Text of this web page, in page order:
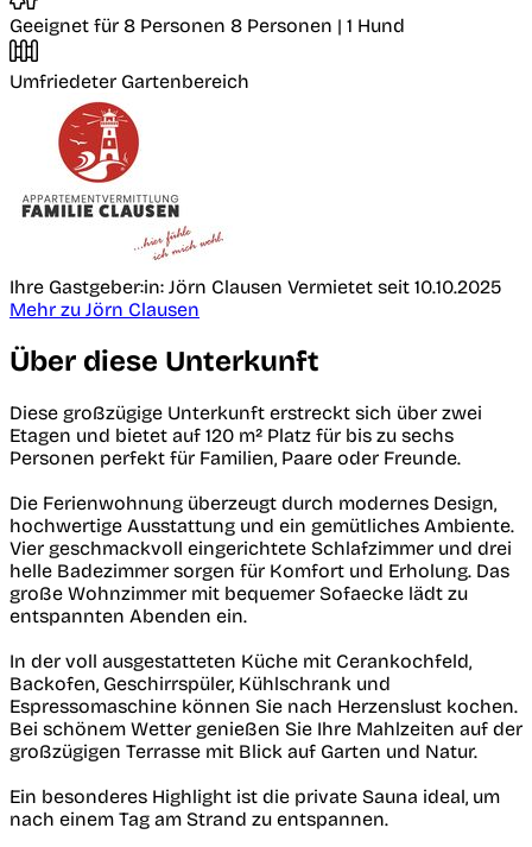
Geeignet für 8 Personen 8 Personen | 1 Hund
Umfriedeter Gartenbereich
Ihre Gastgeber:in: Jörn Clausen Vermietet seit 10.10.2025
Mehr zu Jörn Clausen
Über diese Unterkunft
Diese großzügige Unterkunft erstreckt sich über zwei
Etagen und bietet auf 120 m² Platz für bis zu sechs
Personen perfekt für Familien, Paare oder Freunde.
Die Ferienwohnung überzeugt durch modernes Design,
hochwertige Ausstattung und ein gemütliches Ambiente.
Vier geschmackvoll eingerichtete Schlafzimmer und drei
helle Badezimmer sorgen für Komfort und Erholung. Das
große Wohnzimmer mit bequemer Sofaecke lädt zu
entspannten Abenden ein.
In der voll ausgestatteten Küche mit Cerankochfeld,
Backofen, Geschirrspüler, Kühlschrank und
Espressomaschine können Sie nach Herzenslust kochen.
Bei schönem Wetter genießen Sie Ihre Mahlzeiten auf der
großzügigen Terrasse mit Blick auf Garten und Natur.
Ein besonderes Highlight ist die private Sauna ideal, um
nach einem Tag am Strand zu entspannen.